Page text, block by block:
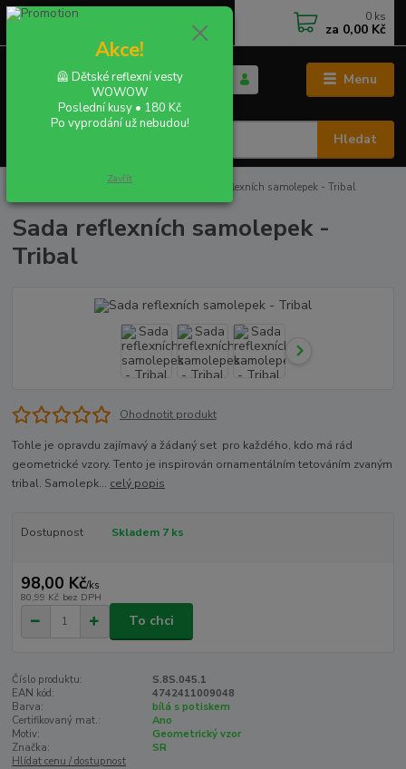
Menu
CZK
Hledat
+420 702 855 412
0 ks
za 0,00 Kč
REFLEXNÍ SAMOLEPKY Sada reflexních samolepek - Tribal
Sada reflexních samolepek -
Tribal
Ohodnotit produkt
Tohle je opravdu zajímavý a žádaný set pro každého, kdo má rád
geometrické vzory. Tento je inspirován ornamentálním tetováním zvaným
tribal. Samolepk... celý popis
Dostupnost Skladem 7 ks
98,00 Kč/ks
80,99 Kč bez DPH
To chci
Číslo produktu:
S.8S.045.1
EAN kód:
4742411009048
Barva:
bílá s potiskem
Certifikovaný mat.:
Ano
Motiv:
Geometrický vzor
Značka:
SR
Hlídat cenu / dostupnost
Akce!
🦺 Dětské reflexní vesty
WOWOW
Poslední kusy • 180 Kč
Po vyprodání už nebudou!
Zavřít